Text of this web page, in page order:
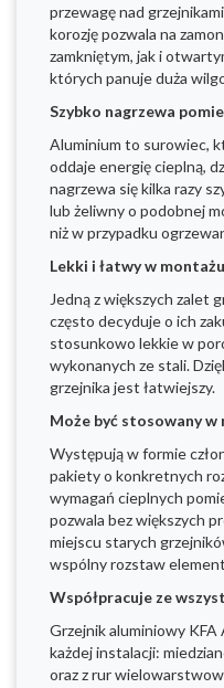
przewagę nad
korozję pozwala na
zamkniętym, jak i
których panuje duża
Szybko nagrzewa
Aluminium to surowiec,
oddaje energię cieplną,
nagrzewa się kilka razy
lub żeliwny o podobnej
niż w przypadku
Lekki i łatwy w
Jedną z większych zalet
często decyduje o ich
stosunkowo lekkie w
wykonanych ze stali.
grzejnika jest łatwiejszy.
Może być stosowany
Występują w formie
pakiety o konkretnych
wymagań cieplnych
pozwala bez większych
miejscu starych
wspólny rozstaw
Współpracuje ze
Grzejnik aluminiowy KFA
każdej instalacji:
oraz z rur